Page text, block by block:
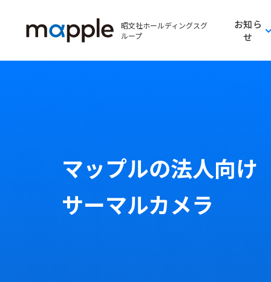
昭文社ホールディングスグ
ループ
お知ら
せ
マップルの法人向け
サーマルカメラ